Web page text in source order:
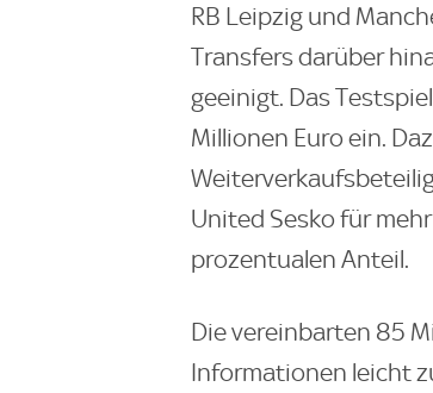
RB Leipzig und
Transfers darüber
geeinigt. Das
Millionen Euro ein.
United Sesko für
prozentualen Anteil.
Die vereinbarten 85
Informationen leicht